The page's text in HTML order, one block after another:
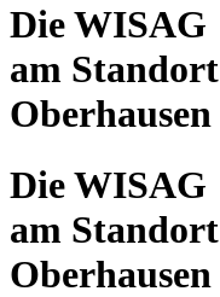
Die WISAG
am Standort
Oberhausen
Die WISAG
am Standort
Oberhausen